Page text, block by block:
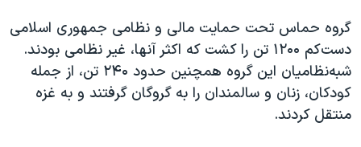
گروه حماس تحت حمایت مالی و نظامی جمهوری اسلامی
دست‌کم ۱۲۰۰ تن را کشت که اکثر آنها، غیر نظامی بودند.
شبه‌نظامیان این گروه همچنین حدود ۲۴۰ تن، از جمله
کودکان، زنان و سالمندان را به گروگان گرفتند و به غزه
منتقل کردند.